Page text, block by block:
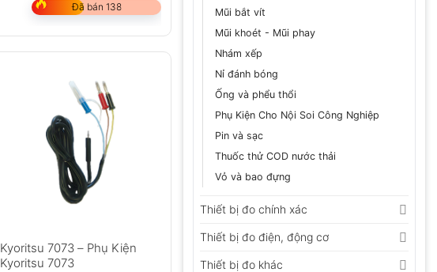
Mũi bắt vít
Mũi khoét - Mũi phay
Nhám xếp
Nỉ đánh bóng
Ống và phểu thổi
Phụ Kiện Cho Nội Soi Công Nghiệp
Pin và sạc
Thuốc thử COD nước thải
Vỏ và bao đựng
Thiết bị đo chính xác
Thiết bị đo điện, động cơ
Thiết bị đo khác
Đã bán 138
Kyoritsu 7073 – Phụ Kiện
Kyoritsu 7073